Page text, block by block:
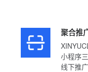
聚合推
小程序
线下推